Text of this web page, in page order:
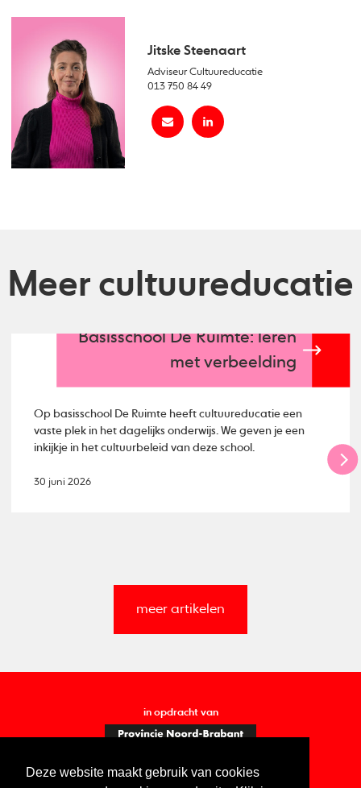
Deze website maakt gebruik van cookies
Jitske Steenaart
Adviseur Cultuureducatie
013 750 84 49
Meer cultuureducatie
Basisschool De Ruimte: leren
met verbeelding
Op basisschool De Ruimte heeft cultuureducatie een
vaste plek in het dagelijks onderwijs. We geven je een
inkijkje in het cultuurbeleid van deze school.
30 juni 2026
meer artikelen
in opdracht van